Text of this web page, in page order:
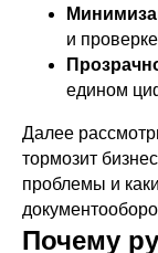
и
едином
Далее
тормозит
проблемы и
Почему